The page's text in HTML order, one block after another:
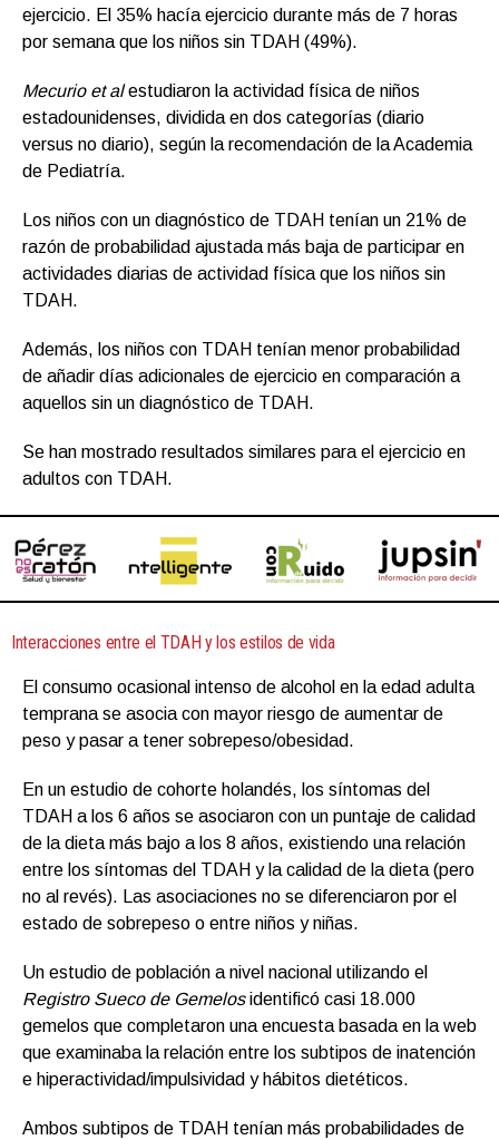
ejercicio. El 35% hacía ejercicio durante más de 7 horas
por semana que los niños sin TDAH (49%).
Mecurio et alestudiaron la actividad física de niños
estadounidenses, dividida en dos categorías (diario
versus no diario), según la recomendación de la Academia
de Pediatría.
Los niños con un diagnóstico de TDAH tenían un 21% de
razón de probabilidad ajustada más baja de participar en
actividades diarias de actividad física que los niños sin
TDAH.
Además, los niños con TDAH tenían menor probabilidad
de añadir días adicionales de ejercicio en comparación a
aquellos sin un diagnóstico de TDAH.
Se han mostrado resultados similares para el ejercicio en
adultos con TDAH.
Interacciones entre el TDAH y los estilos de vida
El consumo ocasional intenso de alcohol en la edad adulta
temprana se asocia con mayor riesgo de aumentar de
peso y pasar a tener sobrepeso/obesidad.
En un estudio de cohorte holandés, los síntomas del
TDAH a los 6 años se asociaron con un puntaje de calidad
de la dieta más bajo a los 8 años, existiendo una relación
entre los síntomas del TDAH y la calidad de la dieta (pero
no al revés). Las asociaciones no se diferenciaron por el
estado de sobrepeso o entre niños y niñas.
Un estudio de población a nivel nacional utilizando el
Registro Sueco de Gemelosidentificó casi 18.000
gemelos que completaron una encuesta basada en la web
que examinaba la relación entre los subtipos de inatención
e hiperactividad/impulsividad y hábitos dietéticos.
Ambos subtipos de TDAH tenían más probabilidades de